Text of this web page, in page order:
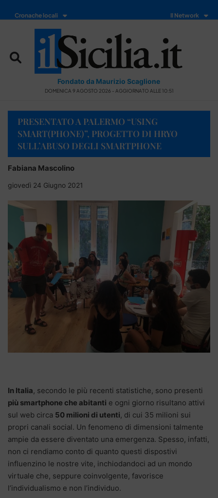
Cronache locali Il Network
Fondato da Maurizio Scaglione
DOMENICA 9 AGOSTO 2026 - AGGIORNATO ALLE 10:51
PRESENTATO A PALERMO “USING
SMART(PHONE)”, PROGETTO DI HRYO
SULL’ABUSO DEGLI SMARTPHONE
Fabiana Mascolino
giovedì 24 Giugno 2021
In Italia, secondo le più recenti statistiche, sono presenti
più smartphone che abitanti e ogni giorno risultano attivi
sul web circa 50 milioni di utenti, di cui 35 milioni sui
propri canali social. Un fenomeno di dimensioni talmente
ampie da essere diventato una emergenza. Spesso, infatti,
non ci rendiamo conto di quanto questi dispostivi
influenzino le nostre vite, inchiodandoci ad un mondo
virtuale che, seppure coinvolgente, favorisce
l’individualismo e non l’individuo.